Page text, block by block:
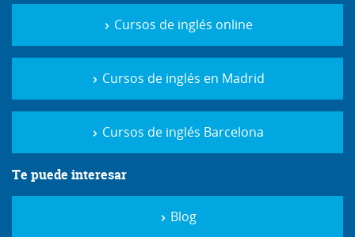
Cursos de inglés online
Cursos de inglés en Madrid
Cursos de inglés Barcelona
Te puede interesar
Blog